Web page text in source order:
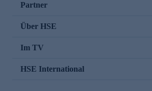
Partner
Über HSE
Im TV
HSE International